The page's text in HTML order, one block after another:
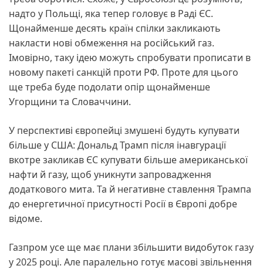
надто у Польщі, яка тепер головує в Раді ЄС.
Щонайменше десять країн спілки закликають
накласти нові обмеження на російський газ.
Імовірно, таку ідею можуть спробувати прописати в
новому пакеті санкцій проти РФ. Проте для цього
ще треба буде подолати опір щонайменше
Угорщини та Словаччини.
У перспективі європейці змушені будуть купувати
більше у США: Дональд Трамп після інавгурації
вкотре закликав ЄС купувати більше американської
нафти й газу, щоб уникнути запровадження
додаткового мита. Та й негативне ставлення Трампа
до енергетичної присутності Росії в Європі добре
відоме.
Газпром усе ще має плани збільшити видобуток газу
у 2025 році. Але паралельно готує масові звільнення